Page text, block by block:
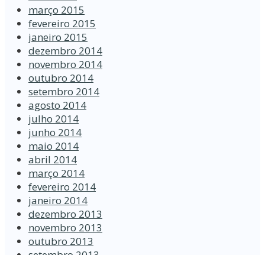
março 2015
fevereiro 2015
janeiro 2015
dezembro 2014
novembro 2014
outubro 2014
setembro 2014
agosto 2014
julho 2014
junho 2014
maio 2014
abril 2014
março 2014
fevereiro 2014
janeiro 2014
dezembro 2013
novembro 2013
outubro 2013